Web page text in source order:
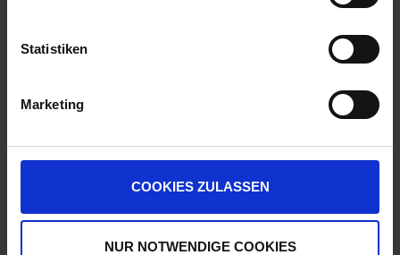
Statistiken
Marketing
COOKIES ZULASSEN
NUR NOTWENDIGE COOKIES
Menge